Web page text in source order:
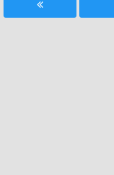
Hoàn Thành